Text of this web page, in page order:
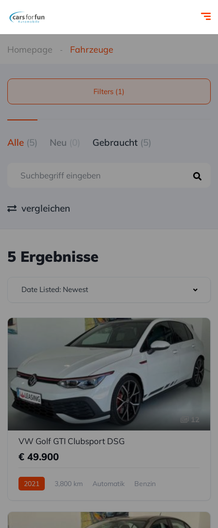
Homepage Fahrzeuge
Filters (1)
Alle (5) Neu Gebraucht (5)
vergleichen
5 Ergebnisse
Date Listed: Newest
12
VW Golf GTI Clubsport DSG
€ 49.900
2021 3,800 km Automatik
Benzin